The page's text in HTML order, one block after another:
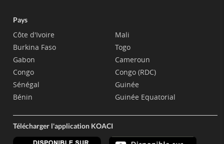
Pays
Côte d'Ivoire
Burkina Faso
Gabon
Congo
Sénégal
Bénin
Mali
Togo
Cameroun
Congo (RDC)
Guinée
Guinée Equatorial
Télécharger l'application KOACI